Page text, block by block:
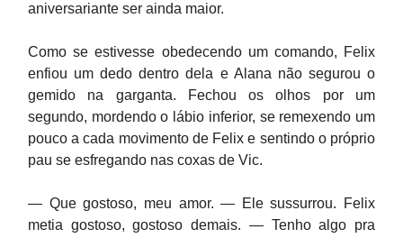
aniversariante ser ainda maior.
Como se estivesse obedecendo um comando, Felix
enfiou um dedo dentro dela e Alana não segurou o
gemido na garganta. Fechou os olhos por um
segundo, mordendo o lábio inferior, se remexendo um
pouco a cada movimento de Felix e sentindo o próprio
pau se esfregando nas coxas de Vic.
— Que gostoso, meu amor. — Ele sussurrou. Felix
metia gostoso, gostoso demais. — Tenho algo pra